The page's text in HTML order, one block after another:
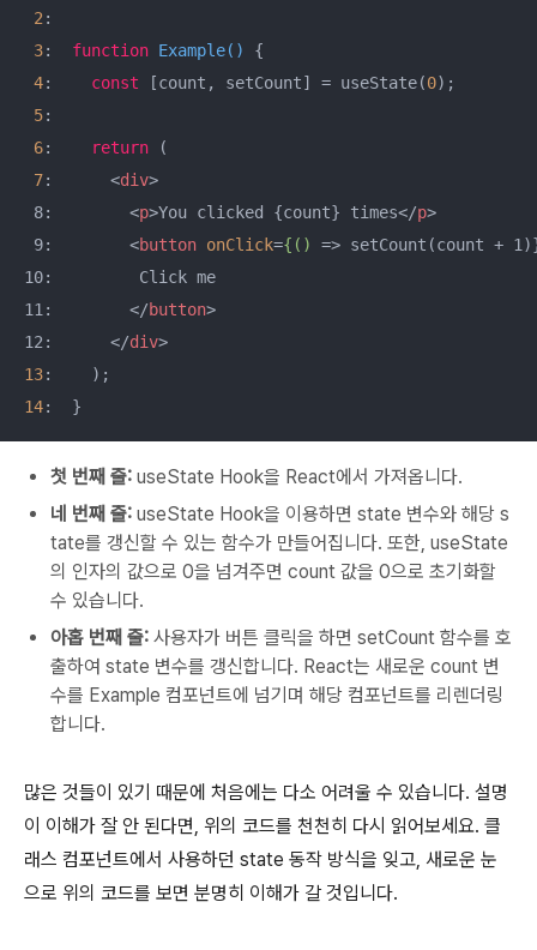
2 :
3: function Example( ) {
4: const [count, setCount] = useState(0);
5:
6: return (
7: <div>
8: <p>You clicked {count} times</p>
9: <button onClick={() => setCount(count +
10:         Click me
11: </button>
12: </div>
13
14:  }
첫 번째 줄: useState Hook을 React에서 가져옵니다.
네 번째 줄: useState Hook을 이용하면 state 변수와 해당 s
tate를 갱신할 수 있는 함수가 만들어집니다. 또한, useState
의 인자의 값으로 0을 넘겨주면 count 값을 0으로 초기화할
수 있습니다.
아홉 번째 줄: 사용자가 버튼 클릭을 하면 setCount 함수를 호
출하여 state 변수를 갱신합니다. React는 새로운 count 변
수를 Example 컴포넌트에 넘기며 해당 컴포넌트를 리렌더링
합니다.
많은 것들이 있기 때문에 처음에는 다소 어려울 수 있습니다. 설명
이 이해가 잘 안 된다면, 위의 코드를 천천히 다시 읽어보세요. 클
래스 컴포넌트에서 사용하던 state 동작 방식을 잊고, 새로운 눈
으로 위의 코드를 보면 분명히 이해가 갈 것입니다.